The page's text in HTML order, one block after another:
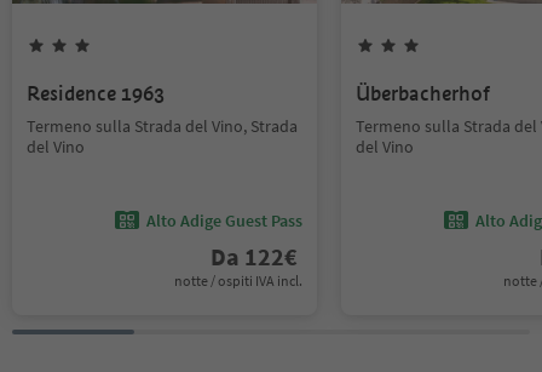
Residence 1963
Termeno sulla Strada del Vino, Strada
del Vino
Alto Adige Guest Pass
Da 122€
notte / ospiti IVA incl.
Überbacherhof
Termeno sulla Strada del
del Vino
Alto
notte